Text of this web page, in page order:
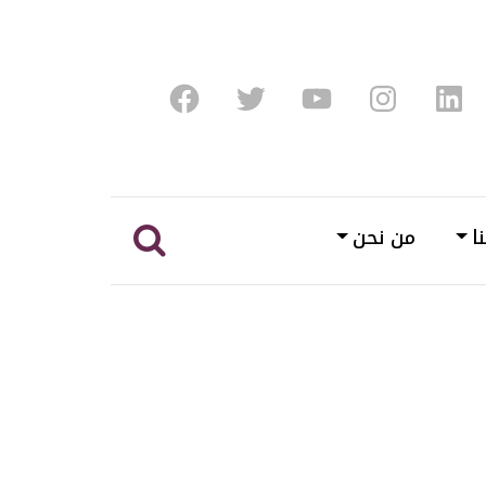
FacebookTwitterYoutubeInstagram
من نحن